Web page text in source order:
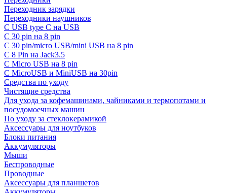
Переходник зарядки
Переходники наушников
С USB type C на USB
С 30 pin на 8 pin
С 30 pin/micro USB/mini USB на 8 pin
С 8 Pin на Jack3.5
С Micro USB на 8 pin
С MicroUSB и MiniUSB на 30pin
Средства по уходу
Чистящие средства
Для ухода за кофемашинами, чайниками и термопотами и
посудомоечных машин
По уходу за стеклокерамикой
Аксессуары для ноутбуков
Блоки питания
Аккумуляторы
Мыши
Беспроводные
Проводные
Аксессуары для планшетов